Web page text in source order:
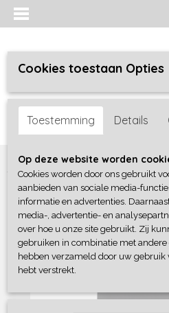
Inloggen Registreren
Home >Meisjes>jurken / rokken/
Cookies toestaan Opties
Toestemming Details
Op deze website worden
Cookies worden door ons gebruikt
aanbieden van sociale media-
informatie en advertenties.
media-, advertentie- en
over hoe u onze site gebruikt. Zij
gebruiken in combinatie met
hebben verzameld door uw gebruik
hebt verstrekt.